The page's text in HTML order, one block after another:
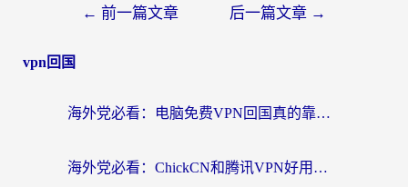
← 前一篇文章 后一篇文章 →
vpn回国
海外党必看：电脑免费VPN回国真的靠谱吗？附实测对比与最优方案指南
海外党必看：ChickCN和腾讯VPN好用吗？3招选对回国加速器，告别地区限制